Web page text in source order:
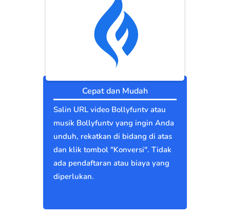
Cepat dan Mudah
Salin URL video Bollyfuntv atau
musik Bollyfuntv yang ingin Anda
unduh, rekatkan di bidang di atas
dan klik tombol "Konversi". Tidak
ada pendaftaran atau biaya yang
diperlukan.